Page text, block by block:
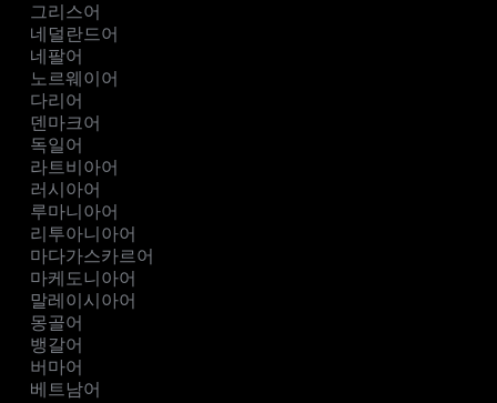
그리스어
네덜란드어
네팔어
노르웨이어
다리어
덴마크어
독일어
라트비아어
러시아어
루마니아어
리투아니아어
마다가스카르어
마케도니아어
말레이시아어
몽골어
뱅갈어
버마어
베트남어